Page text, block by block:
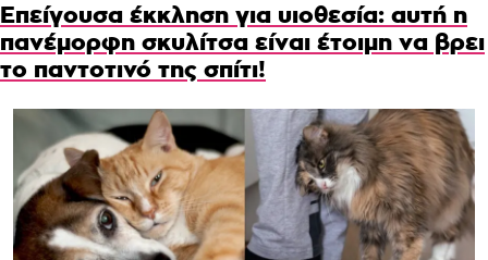
Επείγουσα έκκληση για υιοθεσία: αυτή η
πανέμορφη σκυλίτσα είναι έτοιμη να βρει
το παντοτινό της σπίτι!